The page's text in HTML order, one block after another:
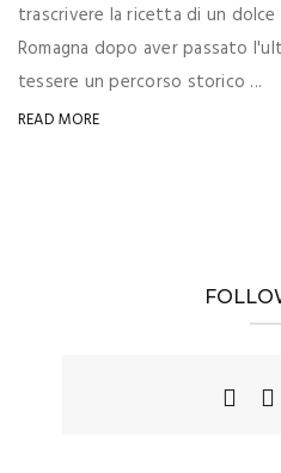
trascrivere la ricetta di un dolce
Romagna dopo aver passato
tessere un percorso storico ...
READ MORE